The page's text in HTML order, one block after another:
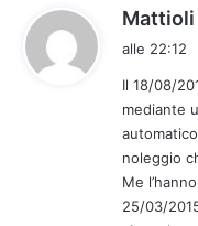
Mattioli
alle 22:12
Il 18/08/
mediante
noleggio
Me
25/03/